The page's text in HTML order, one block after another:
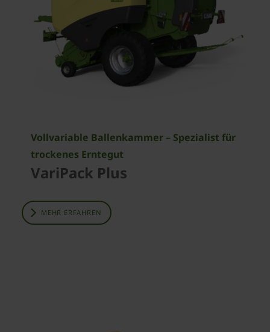
Vollvariable Ballenkammer – Spezialist für
trockenes Erntegut
VariPack Plus
MEHR ERFAHREN